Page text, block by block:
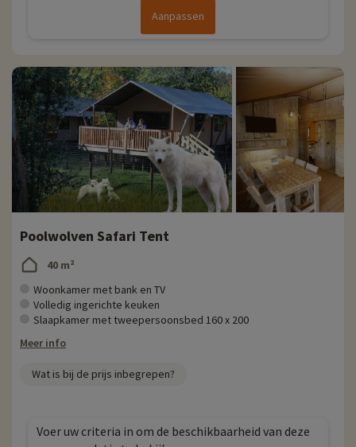
Aanpassen
Poolwolven Safari Tent
40 m²
Woonkamer met bank en TV
Volledig ingerichte keuken
Slaapkamer met tweepersoonsbed 160 x 200
Meer info
Wat is bij de prijs inbegrepen?
Voer uw criteria in om de beschikbaarheid van deze